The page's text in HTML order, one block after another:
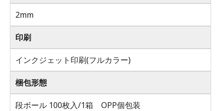
2mm
印刷
インクジェット印刷(フルカラー)
梱包形態
段ボール 100枚入/1箱 OPP個包装